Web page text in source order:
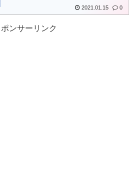
2021.01.15 0
ポンサーリンク